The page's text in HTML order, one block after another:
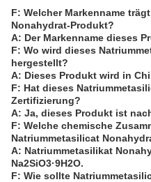
F: Welcher Markenname
Nonahydrat-Produkt?
A: Der Markenname dieses
F: Wo wird dieses
hergestellt?
A: Dieses Produkt wird in
F: Hat dieses
Zertifizierung?
A: Ja, dieses Produkt ist
F: Welche chemische
Natriummetasilicat
A: Natriummetasilikat
Na2SiO3·9H2O.
F: Wie sollte